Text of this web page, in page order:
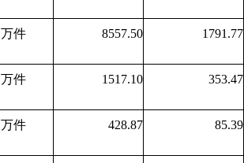
万件 8557.50 1791.77
万件 1517.10 353.47
万件 428.87 85.39